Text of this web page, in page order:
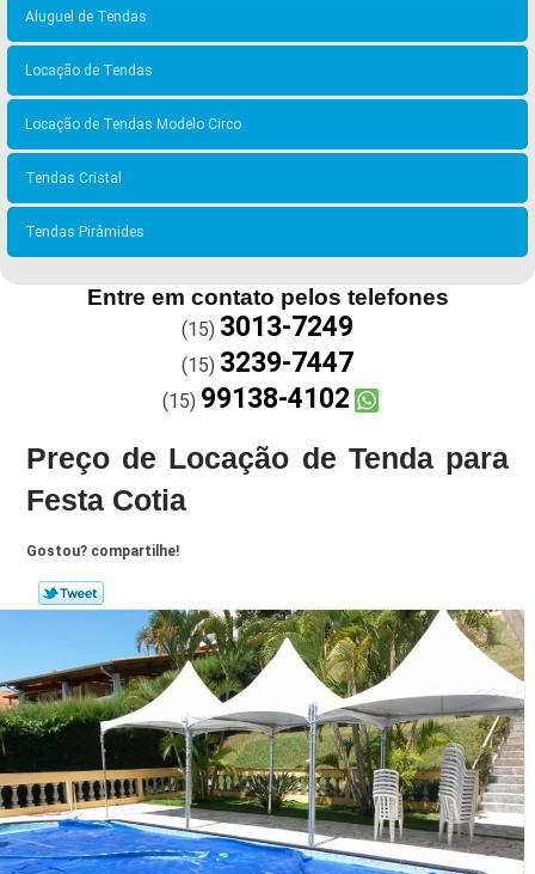
Aluguel de Tendas
Locação de Tendas
Locação de Tendas Modelo Circo
Tendas Cristal
Tendas Pirâmides
Entre em contato pelos telefones
(15) 3013-7249
(15) 3239-7447
(15) 99138-4102
Preço de Locação de Tenda para
Festa Cotia
Gostou? compartilhe!